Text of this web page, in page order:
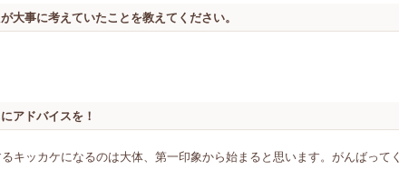
大事に考えていたことを教えてください。
アドバイスを！
キッカケになるのは大体、第一印象から始まると思います。がんばってく